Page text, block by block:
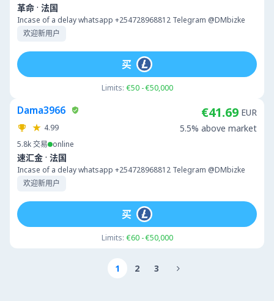
革命 · 法国
Incase of a delay whatsapp +254728968812 Telegram @DMbizke
欢迎新用户
Limits: €50 - €50,000
买
Dama3966
4.99
5.8k交易 online
速汇金 · 法国
Incase of a delay whatsapp +254728968812 Telegram @DMbizke
欢迎新用户
€41.69 EUR
5.5% above market
Limits: €60 - €50,000
买
1 2 3 